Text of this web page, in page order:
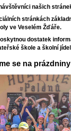
našich
stránkách
ve Veselém Žďáře.
dostatek
škole a školní
se na prázdniny